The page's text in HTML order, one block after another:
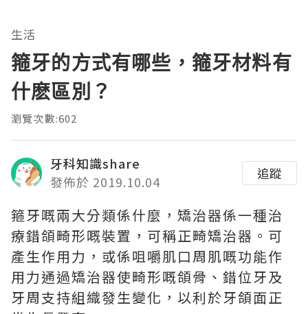
生活
箍牙的方式有哪些，箍牙材料有
什麽區別？
瀏覽次數:602
牙科知識share
發佈於 2019.10.04
追蹤
箍牙嘅兩大分類係什麼，矯治器係一種治
療錯頜畸形嘅裝置，可稱正畸矯治器。可
產生作用力，或係咀嚼肌口周肌嘅功能作
用力通過矯治器使畸形嘅頜骨、錯位牙及
牙周支持組織發生變化，以利於牙頜面正